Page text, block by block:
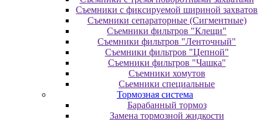
Съемники с фиксируемой шириной захватов
Съемники сепараторные (Сигментные)
Съемники фильтров "Клещи"
Съемники фильтров "Ленточный"
Съемники фильтров "Цепной"
Съемники фильтров "Чашка"
Съемники хомутов
Сьемники специальные
Тормозная система
Барабанный тормоз
Замена тормозной жидкости